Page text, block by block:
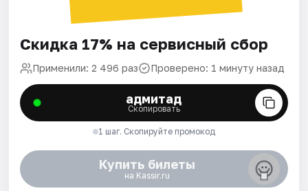
Скидка 17% на сервисный сбор
Применили: 2 496 раз Проверено: 1 минуту назад
адмитад
Скопировать
1 шаг. Скопируйте промокод
Купить билеты
на Kassir.ru